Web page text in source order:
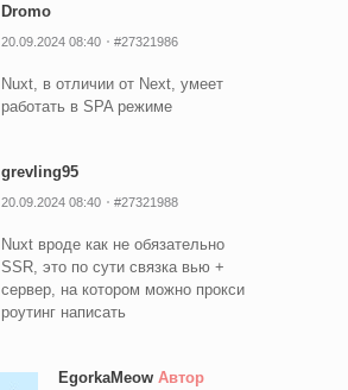
Dromo
20.09.2024 08:40 #27321986
Nuxt, в отличии от Next, умеет
работать в SPA режиме
grevling95
20.09.2024 08:40 #27321988
Nuxt вроде как не обязательно
SSR, это по сути связка вью +
сервер, на котором можно прокси
роутинг написать
EgorkaMeow Автор